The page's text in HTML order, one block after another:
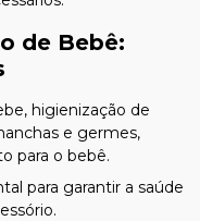
de Bebê:
higienização de
e germes,
para o bebê.
para garantir a saúde